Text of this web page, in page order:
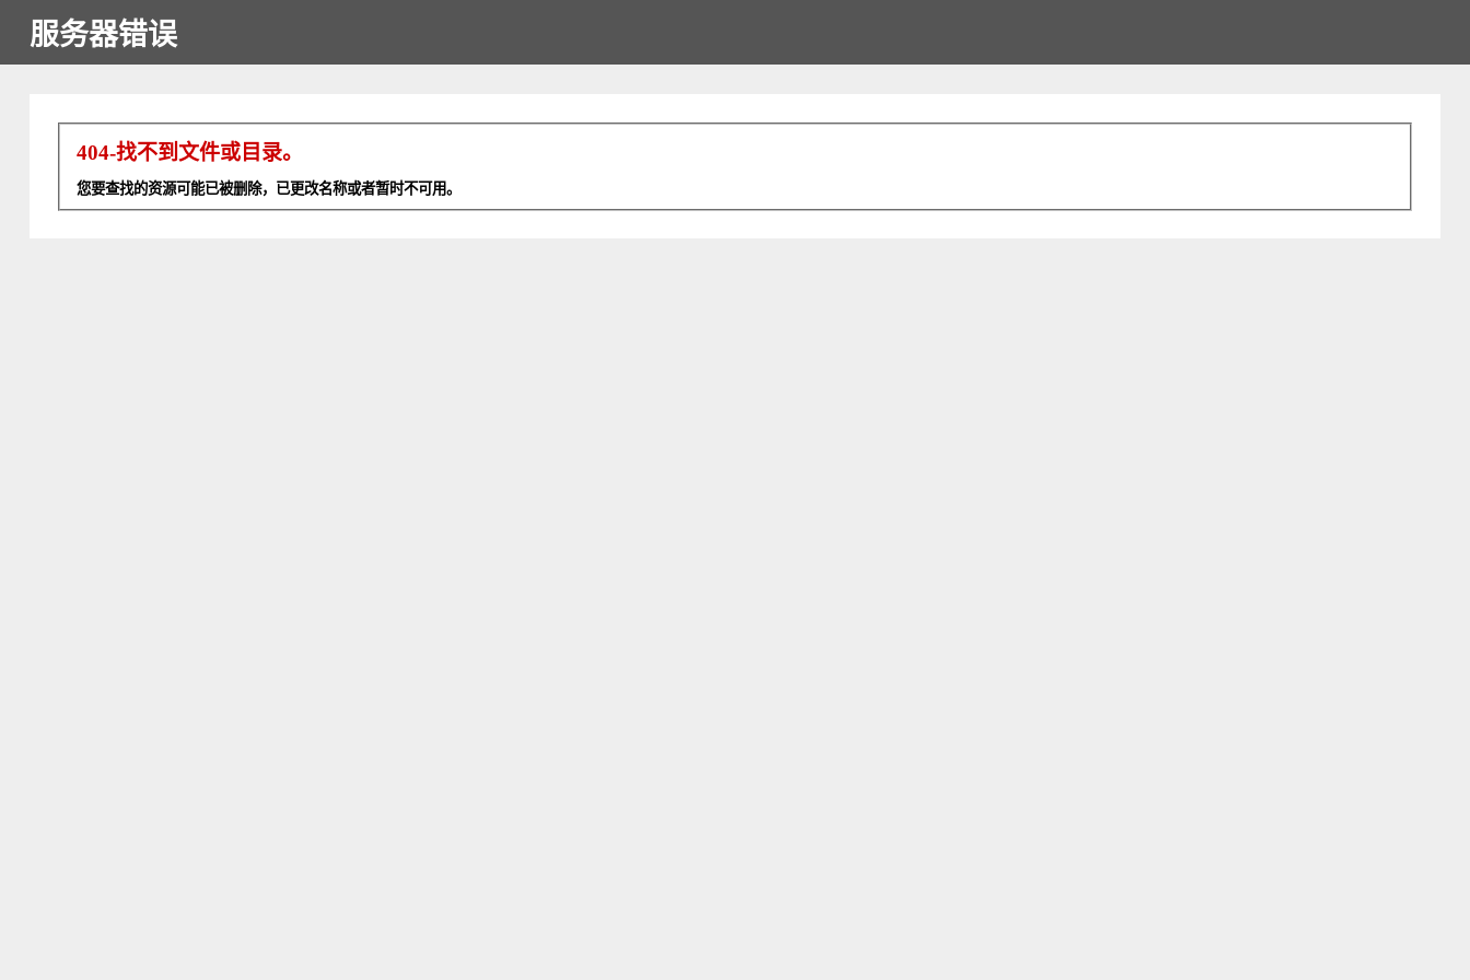
服务器错误
404-找不到文件或目录。
您要查找的资源可能已被删除，已更改名称或者暂时不可用。